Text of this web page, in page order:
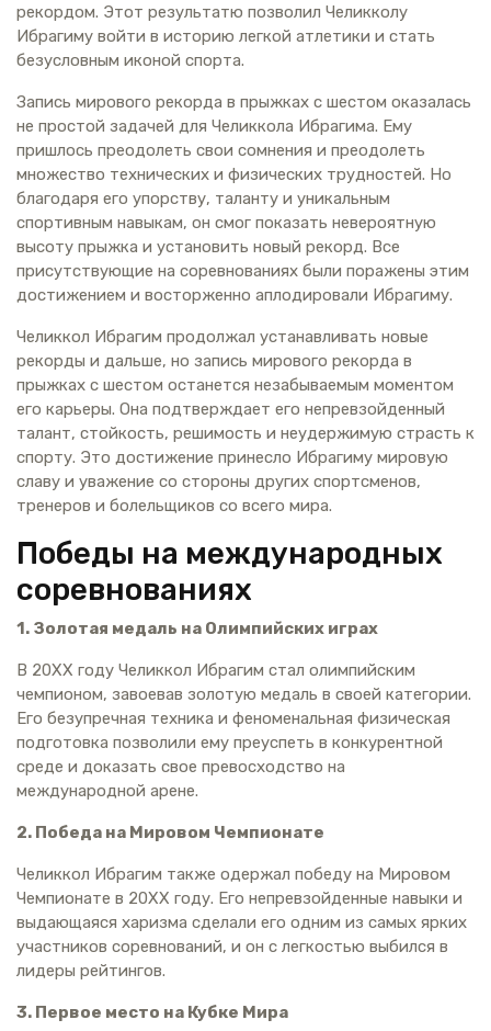
рекордом. Этот результатю позволил Челикколу
Ибрагиму войти в историю легкой атлетики и стать
безусловным иконой спорта.
Запись мирового рекорда в прыжках с шестом оказалась
не простой задачей для Челиккола Ибрагима. Ему
пришлось преодолеть свои сомнения и преодолеть
множество технических и физических трудностей. Но
благодаря его упорству, таланту и уникальным
спортивным навыкам, он смог показать невероятную
высоту прыжка и установить новый рекорд. Все
присутствующие на соревнованиях были поражены этим
достижением и восторженно аплодировали Ибрагиму.
Челиккол Ибрагим продолжал устанавливать новые
рекорды и дальше, но запись мирового рекорда в
прыжках с шестом останется незабываемым моментом
его карьеры. Она подтверждает его непревзойденный
талант, стойкость, решимость и неудержимую страсть к
спорту. Это достижение принесло Ибрагиму мировую
славу и уважение со стороны других спортсменов,
тренеров и болельщиков со всего мира.
Победы на международных
соревнованиях
1. Золотая медаль на Олимпийских играх
В 20XX году Челиккол Ибрагим стал олимпийским
чемпионом, завоевав золотую медаль в своей категории.
Его безупречная техника и феноменальная физическая
подготовка позволили ему преуспеть в конкурентной
среде и доказать свое превосходство на
международной арене.
2. Победа на Мировом Чемпионате
Челиккол Ибрагим также одержал победу на Мировом
Чемпионате в 20XX году. Его непревзойденные навыки и
выдающаяся харизма сделали его одним из самых ярких
участников соревнований, и он с легкостью выбился в
лидеры рейтингов.
3. Первое место на Кубке Мира